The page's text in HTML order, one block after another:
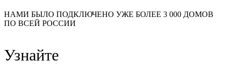
НАМИ БЫЛО ПОДКЛЮЧЕНО УЖЕ БОЛЕЕ 3 000 ДОМОВ
ПО ВСЕЙ РОССИИ
57
29
99
48
Узнайте